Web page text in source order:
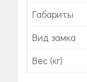
Габариты
Вид замка
Вес (кг)